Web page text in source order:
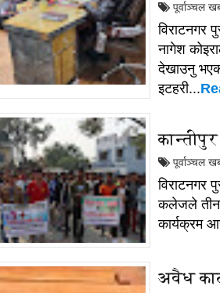
पूर्वाञ्चल
विराटनगर
नागेश
देखाउनु
इटहरी...
पूर्वाञ्चल
विराटनगर
कलेजले तीन
कार्यक्रम
अवैध